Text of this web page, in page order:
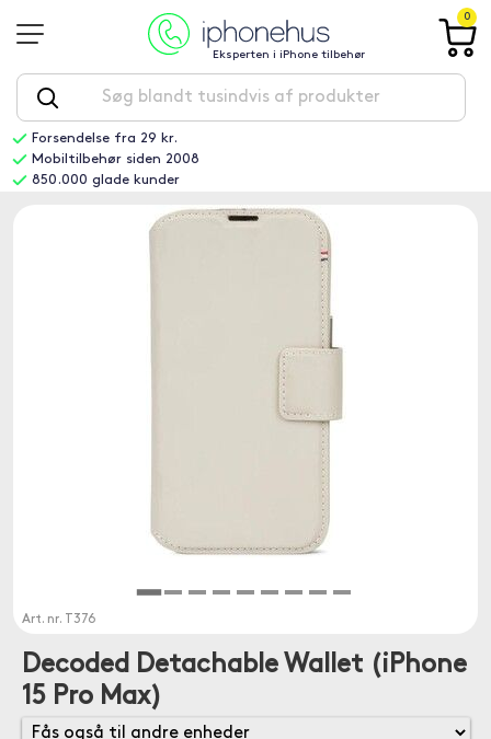
Eksperten i iPhone tilbehør
0
Forsendelse fra 29 kr.
Mobiltilbehør siden 2008
850.000 glade kunder
Art. nr. T376
Decoded Detachable Wallet (iPhone
15 Pro Max)